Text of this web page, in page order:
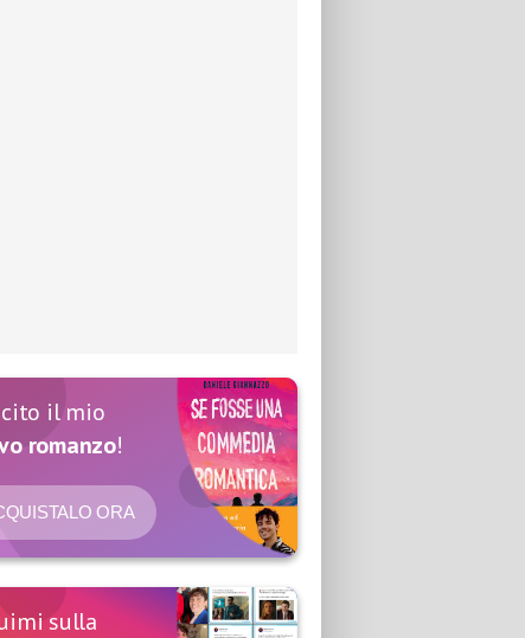
il mio
romanzo!
ORA
sulla